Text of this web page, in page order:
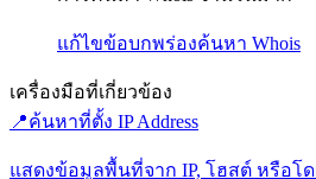
แก้ไขข้อบกพร่องค้นหา Whois
เครื่องมือที่เกี่ยวข้อง
📍ค้นหาที่ตั้ง IP Address
แสดงข้อมูลพื้นที่จาก IP, โฮสต์ หรือโ